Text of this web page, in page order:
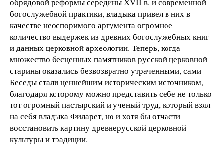
богослужебной практики, владыка привел в них в
качестве неоспоримого аргумента огромное
количество выдержек из древних богослужебных книг
и данных церковной археологии. Теперь, когда
множество бесценных памятников русской церковной
старины оказались безвозвратно утраченными, сами
Беседы стали ценнейшим историческим источником,
благодаря которому можно представить себе не только
тот огромный пастырский и ученый труд, который взял
на себя владыка Филарет, но и хотя бы отчасти
восстановить картину древнерусской церковной
культуры и традиции.